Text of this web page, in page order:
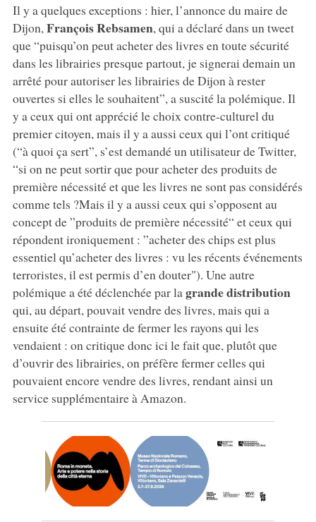
Il y a quelques exceptions : hier, l’annonce du maire de
Dijon, François Rebsamen, qui a déclaré dans un tweet
que “puisqu’on peut acheter des livres en toute sécurité
dans les librairies presque partout, je signerai demain un
arrêté pour autoriser les librairies de Dijon à rester
ouvertes si elles le souhaitent”, a suscité la polémique. Il
y a ceux qui ont apprécié le choix contre-culturel du
premier citoyen, mais il y a aussi ceux qui l’ont critiqué
(“à quoi ça sert”, s’est demandé un utilisateur de Twitter,
“si on ne peut sortir que pour acheter des produits de
première nécessité et que les livres ne sont pas considérés
comme tels ?Mais il y a aussi ceux qui s’opposent au
concept de ”produits de première nécessité“ et ceux qui
répondent ironiquement : ”acheter des chips est plus
essentiel qu’acheter des livres : vu les récents événements
terroristes, il est permis d’en douter"). Une autre
polémique a été déclenchée par la grande distribution
qui, au départ, pouvait vendre des livres, mais qui a
ensuite été contrainte de fermer les rayons qui les
vendaient : on critique donc ici le fait que, plutôt que
d’ouvrir des librairies, on préfère fermer celles qui
pouvaient encore vendre des livres, rendant ainsi un
service supplémentaire à Amazon.